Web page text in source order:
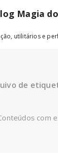
utilitários e
de
com